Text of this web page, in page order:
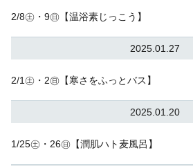
2/8㊏・9㊐【温浴素じっこう】
2025.01.27
2/1㊏・2㊐【寒さをふっとバス】
2025.01.20
1/25㊏・26㊐【潤肌ハト麦風呂】